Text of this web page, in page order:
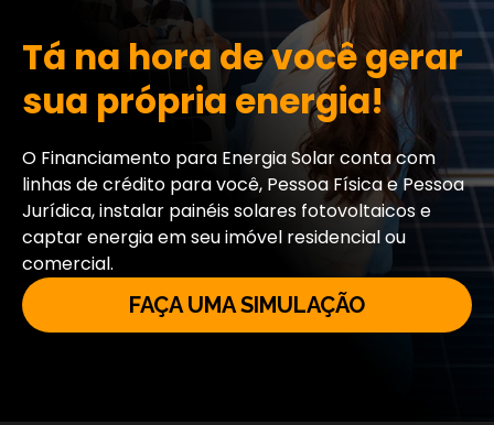
Tá na hora de você gerar
sua própria energia!
O Financiamento para Energia Solar conta com
linhas de crédito para você, Pessoa Física e Pessoa
Jurídica, instalar painéis solares fotovoltaicos e
captar energia em seu imóvel residencial ou
comercial.
FAÇA UMA SIMULAÇÃO